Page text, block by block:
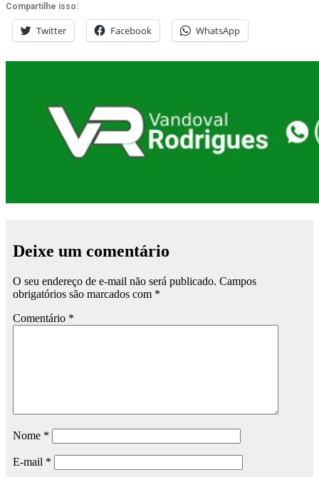
Compartilhe isso:
Twitter Facebook WhatsApp
Deixe um comentário
O seu endereço de e-mail não será publicado. Campos
obrigatórios são marcados com *
Comentário *
Nome *
E-mail *